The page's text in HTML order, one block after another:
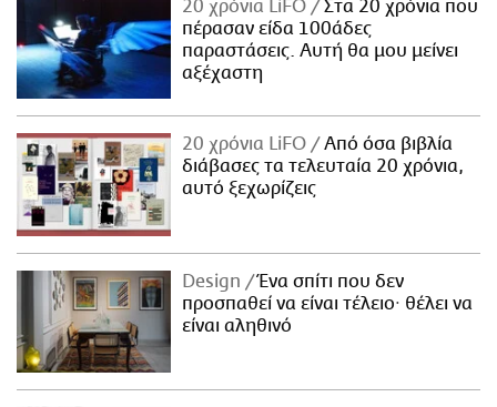
20 χρόνια LiFO
Στα 20 χρόνια που
πέρασαν είδα 100άδες
παραστάσεις. Αυτή θα μου μείνει
αξέχαστη
20 χρόνια LiFO
Από όσα βιβλία
διάβασες τα τελευταία 20 χρόνια,
αυτό ξεχωρίζεις
Design
Ένα σπίτι που δεν
προσπαθεί να είναι τέλειο· θέλει να
είναι αληθινό